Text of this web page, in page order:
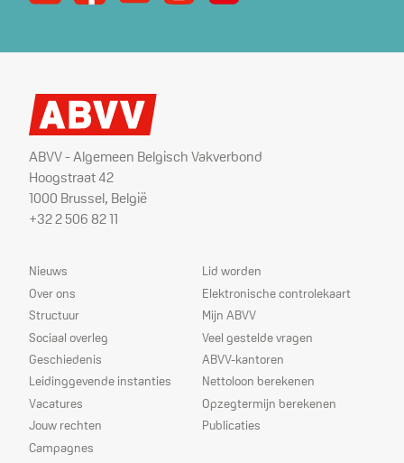
ABVV - Algemeen Belgisch Vakverbond
Hoogstraat 42
1000 Brussel, België
+32 2 506 82 11
Sitemap
Nieuws
Over ons
Structuur
Sociaal overleg
Geschiedenis
Leidinggevende instanties
Vacatures
Jouw rechten
Campagnes
Dienstverlening
Lid worden
Elektronische controlekaart
Mijn ABVV
Veel gestelde vragen
ABVV-kantoren
Nettoloon berekenen
Opzegtermijn berekenen
Publicaties